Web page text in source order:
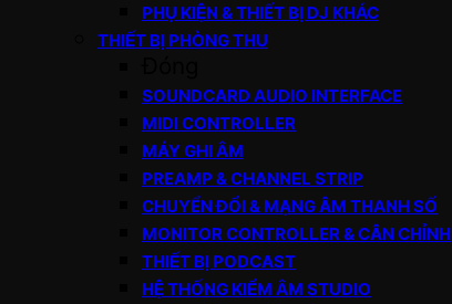
PHỤ KIỆN & THIẾT BỊ DJ KHÁC
THIẾT BỊ PHÒNG THU
SOUNDCARD AUDIO INTERFACE
MIDI CONTROLLER
MÁY GHI ÂM
PREAMP & CHANNEL STRIP
CHUYỂN ĐỔI & MẠNG ÂM THANH SỐ
MONITOR CONTROLLER & CÂN CHỈNH
THIẾT BỊ PODCAST
HỆ THỐNG KIỂM ÂM STUDIO